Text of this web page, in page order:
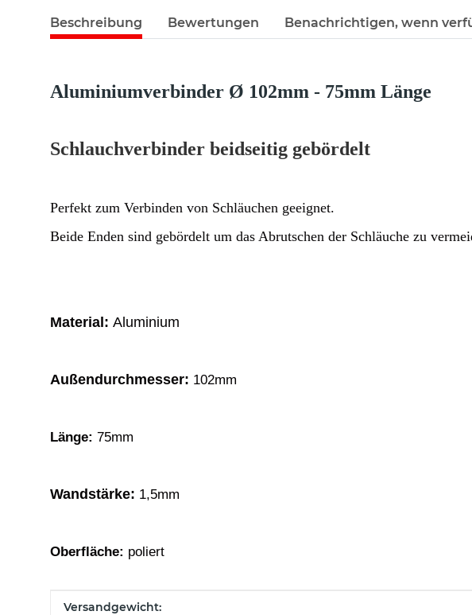
Beschreibung Bewertungen Benachrichtigen, wenn
Aluminiumverbinder Ø 102mm - 75mm Länge
Schlauchverbinder beidseitig gebördelt
Perfekt zum Verbinden von Schläuchen geeignet.
Beide Enden sind gebördelt um das Abrutschen der Schläuche zu
Material: Aluminium
Außendurchmesser: 102mm
Länge: 75mm
Wandstärke: 1,5mm
Oberfläche: poliert
Produkteigenschaft
Wert
Versandgewicht: